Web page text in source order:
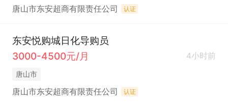
唐山市东安超商有限责任公司 认证
东安悦购城日化导购员
3000-4500元/月
4小时前
唐山市
唐山市东安超商有限责任公司 认证